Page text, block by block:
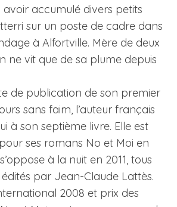
avoir accumulé divers petits
sur un poste de cadre dans
à Alfortville. Mère de deux
ne vit que de sa plume depuis
de publication de son premier
sans faim, l’auteur français
à son septième livre. Elle est
ses romans No et Moi en
à la nuit en 2011, tous
par Jean-Claude Lattès.
2008 et prix des